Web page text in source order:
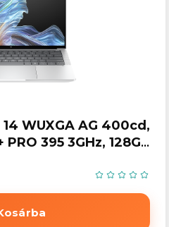
14 WUXGA AG 400cd,
395 3GHz, 128GB,